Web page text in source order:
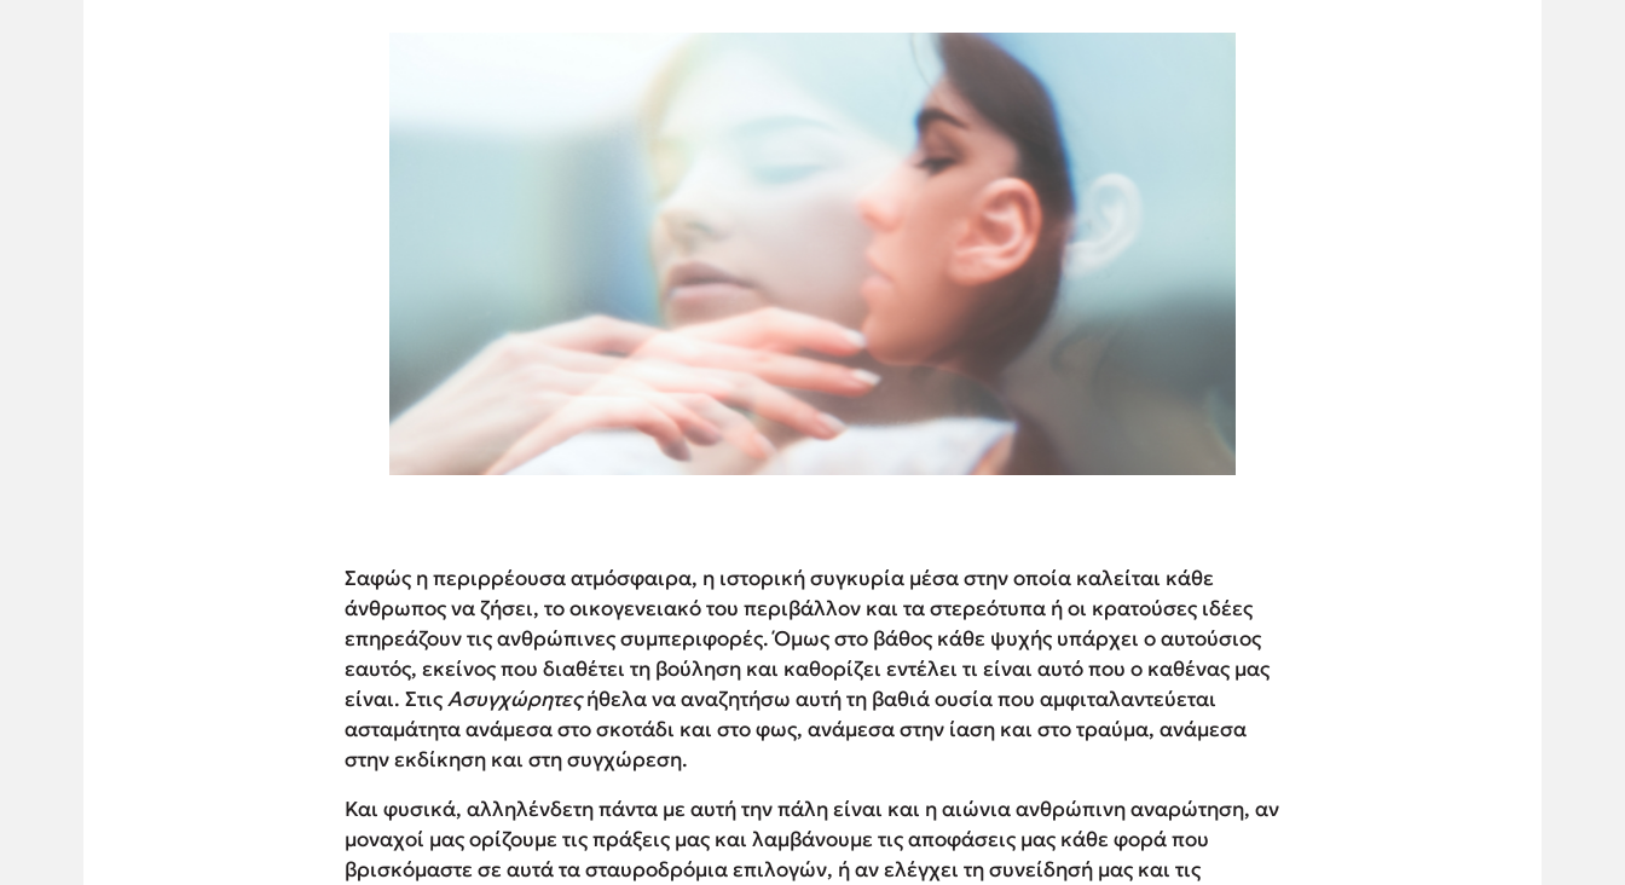
Σαφώς η περιρρέουσα ατμόσφαιρα, η ιστορική συγκυρία μέσα στην οποία καλείται κάθε
άνθρωπος να ζήσει, το οικογενειακό του περιβάλλον και τα στερεότυπα ή οι κρατούσες ιδέες
επηρεάζουν τις ανθρώπινες συμπεριφορές. Όμως στο βάθος κάθε ψυχής υπάρχει ο αυτούσιος
εαυτός, εκείνος που διαθέτει τη βούληση και καθορίζει εντέλει τι είναι αυτό που ο καθένας μας
είναι. ΣτιςΑσυγχώρητεςήθελα να αναζητήσω αυτή τη βαθιά ουσία που αμφιταλαντεύεται
ασταμάτητα ανάμεσα στο σκοτάδι και στο φως, ανάμεσα στην ίαση και στο τραύμα, ανάμεσα
στην εκδίκηση και στη συγχώρεση.
Και φυσικά, αλληλένδετη πάντα με αυτή την πάλη είναι και η αιώνια ανθρώπινη αναρώτηση, αν
μοναχοί μας ορίζουμε τις πράξεις μας και λαμβάνουμε τις αποφάσεις μας κάθε φορά που
βρισκόμαστε σε αυτά τα σταυροδρόμια επιλογών, ή αν ελέγχει τη συνείδησή μας και τις